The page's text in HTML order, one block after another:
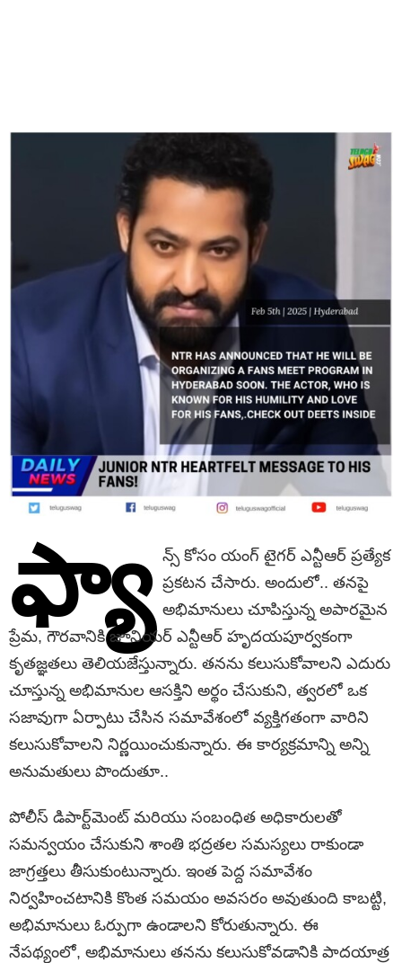
ఫ్యా న్స్ కోసం యంగ్ టైగర్ ఎన్టీఆర్ ప్రత్యేక
ప్రకటన చేసారు. అందులో.. తనపై
అభిమానులు చూపిస్తున్న అపారమైన
ప్రేమ, గౌరవానికి జూనియర్ ఎన్టీఆర్ హృదయపూర్వకంగా
కృతజ్ఞతలు తెలియజేస్తున్నారు. తనను కలుసుకోవాలని ఎదురు
చూస్తున్న అభిమానుల ఆసక్తిని అర్థం చేసుకుని, త్వరలో ఒక
సజావుగా ఏర్పాటు చేసిన సమావేశంలో వ్యక్తిగతంగా వారిని
కలుసుకోవాలని నిర్ణయించుకున్నారు. ఈ కార్యక్రమాన్ని అన్ని
అనుమతులు పొందుతూ..
పోలీస్ డిపార్ట్‌మెంట్ మరియు సంబంధిత అధికారులతో
సమన్వయం చేసుకుని శాంతి భద్రతల సమస్యలు రాకుండా
జాగ్రత్తలు తీసుకుంటున్నారు. ఇంత పెద్ద సమావేశం
నిర్వహించటానికి కొంత సమయం అవసరం అవుతుంది కాబట్టి,
అభిమానులు ఓర్పుగా ఉండాలని కోరుతున్నారు. ఈ
నేపథ్యంలో, అభిమానులు తనను కలుసుకోవడానికి పాదయాత్ర